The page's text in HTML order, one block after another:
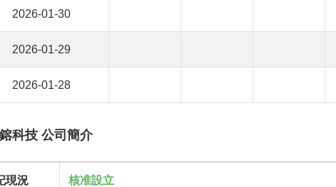
2026-01-30
2026-01-29
2026-01-28
科技 公司簡介
現況 核准設立